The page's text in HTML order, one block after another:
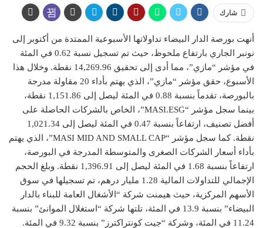
شارك
أنهت بورصة الدار البيضاء تداولاتها الأسبوعية الممتدة من أكتوبر إلى
نونبر الجاري بارتفاع ملحوظ، حيث تم تسجيل نسبة 0.62 في المئة
في مؤشر “مازي”، مما أدى إلى تحقيق 14,269.96 نقطة. وخلال هذا
الأسبوع، حقق مؤشر “مازي”، الذي يهتم بأداء 20 مقاولة مدرجة
بالبورصة، تقدماً بنسبة 0.88 في المئة ليصل إلى 1,151.86 نقطة،
بينما سجل مؤشر “MASI.ESG”، الخاص بالشركات الحاصلة على
أفضل تصنيف، ارتفاعاً بنسبة 0.47 في المئة ليصل إلى 1,021.34
نقطة. كما سجل مؤشر “MASI MID AND SMALL CAP”، الذي يهتم
بأداء أسعار الشركات الصغرى والمتوسطة المدرجة في البورصة،
ارتفاعاً بنسبة 1.68 في المئة ليصل إلى 1,396.91 نقطة. وبلغ الحجم
الإجمالي للتداولات المالية 1.28 مليار درهم، تم تسجيلها في سوق
الأسهم المركزية، حيث هيمنت شركة “الأشغال العامة للبناء بالدار
البيضاء” بنسبة 13.9 في المئة، تلتها شركة “استغلال الموانئ” بنسبة
11.24 في المئة، وشركة “جيت كونتراكترز” بنسبة 9.32 في المئة.